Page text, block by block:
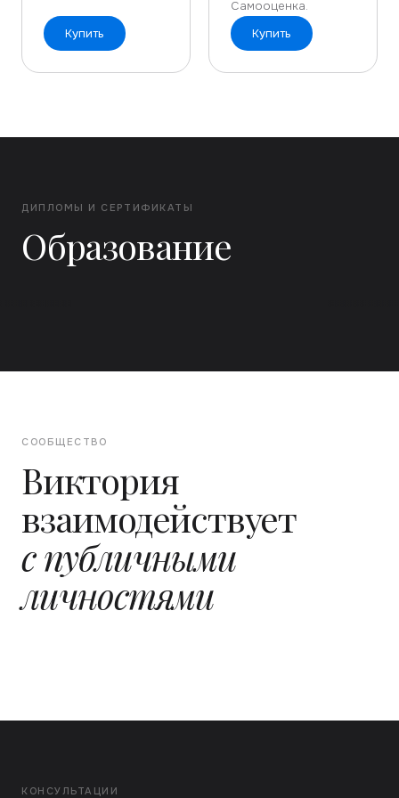
Купить
Самооценка.
Купить
ДИПЛОМЫ И СЕРТИФИКАТЫ
Образование
СООБЩЕСТВО
Виктория
взаимодействует
с публичными
личностями
КОНСУЛЬТАЦИИ